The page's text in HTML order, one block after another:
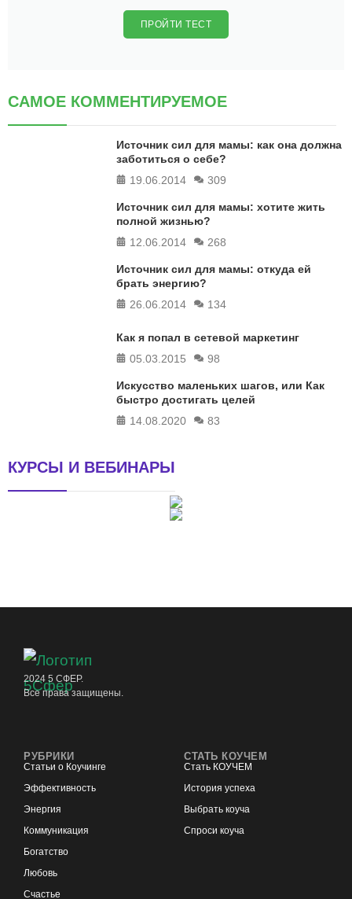
ПРОЙТИ ТЕСТ
САМОЕ КОММЕНТИРУЕМОЕ
Источник сил для мамы: как она должна
заботиться о себе?
19.06.2014
309
Источник сил для мамы: хотите жить
полной жизнью?
12.06.2014
268
Источник сил для мамы: откуда ей
брать энергию?
26.06.2014
134
Как я попал в сетевой маркетинг
05.03.2015
98
Искусство маленьких шагов, или Как
быстро достигать целей
14.08.2020
83
КУРСЫ И ВЕБИНАРЫ
2024 5 СФЕР.
Все права защищены.
РУБРИКИ
Статьи о Коучинге
Эффективность
Энергия
Коммуникация
Богатство
Любовь
Счастье
СТАТЬ КОУЧЕМ
Стать КОУЧЕМ
История успеха
Выбрать коуча
Спроси коуча